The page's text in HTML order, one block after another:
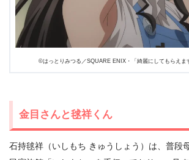
©はっとりみつる／SQUARE ENIX・「綺麗にしてもらえま
金目さんと毬祥くん
石持毬祥（いしもち きゅうしょう）は、普段